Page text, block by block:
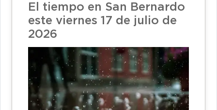
El tiempo en San Bernardo
este viernes 17 de julio de
2026